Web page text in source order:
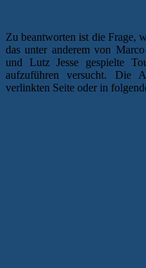
Zu beantworten ist die Frage,
das unter anderem von
und Lutz Jesse gespielte
aufzuführen versucht. Die
verlinkten Seite oder in